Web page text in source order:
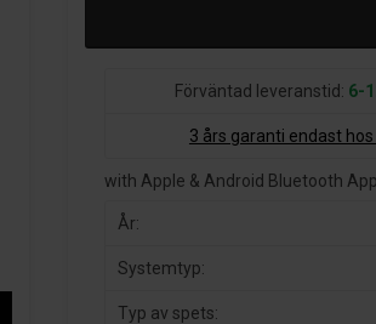
Förväntad leveranstid: 6-
3 års garanti endast
with Apple & Android Bluetooth
År:
Systemtyp:
Typ av spets: